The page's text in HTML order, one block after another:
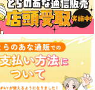
あなたとともに
なるようにしかならな